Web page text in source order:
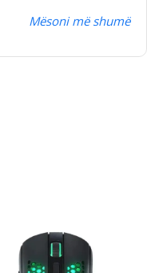
Mësoni më shumë